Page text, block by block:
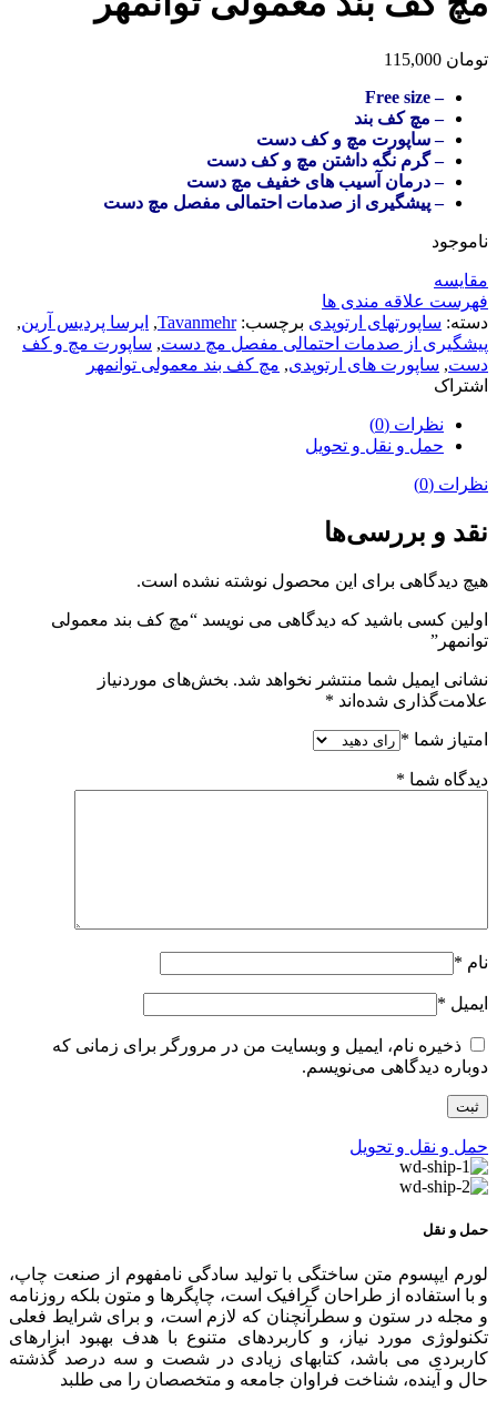
تومان
– Free size
– مچ کف بند
– ساپورت مچ و کف دست
– گرم نگه داشتن مچ و کف دست
– درمان آسیب های خفیف مچ دست
– پیشگیری از صدمات احتمالی مفصل مچ دست
ناموجود
مقایسه
فهرست علاقه مندی ها
دسته: ساپورتهای ارتوپدی برچسب:Tavanmehr
, ایرسا پردیس آرین,
پیشگیری از صدمات احتمالی مفصل مچ دست, ساپورت مچ و کف
دست, ساپورت های ارتوپدی, مچ کف بند معمولی توانمهر
اشتراک
نظرات (0)
حمل و نقل و تحویل
نظرات (0)
نقد و بررسی‌ها
هیچ دیدگاهی برای این محصول نوشته نشده است.
اولین کسی باشید که دیدگاهی می نویسد “مچ کف بند معمولی
توانمهر”
نشانی ایمیل شما منتشر نخواهد شد. بخش‌های موردنیاز
علامت‌گذاری شده‌اند *
امتیاز شما *
دیدگاه شما *
نام *
ایمیل *
ذخیره نام، ایمیل و وبسایت من در مرورگر برای زمانی که
دوباره دیدگاهی می‌نویسم.
حمل و نقل و تحویل
حمل و نقل
لورم ایپسوم متن ساختگی با تولید سادگی نامفهوم از صنعت چاپ،
و با استفاده از طراحان گرافیک است، چاپگرها و متون بلکه روزنامه
و مجله در ستون و سطرآنچنان که لازم است، و برای شرایط فعلی
تکنولوژی مورد نیاز، و کاربردهای متنوع با هدف بهبود ابزارهای
کاربردی می باشد، کتابهای زیادی در شصت و سه درصد گذشته
حال و آینده، شناخت فراوان جامعه و متخصصان را می طلبد